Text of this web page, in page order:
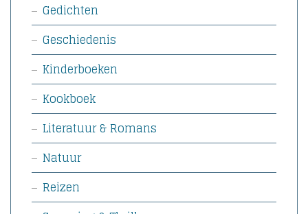
Gedichten
Geschiedenis
Kinderboeken
Kookboek
Literatuur & Romans
Natuur
Reizen